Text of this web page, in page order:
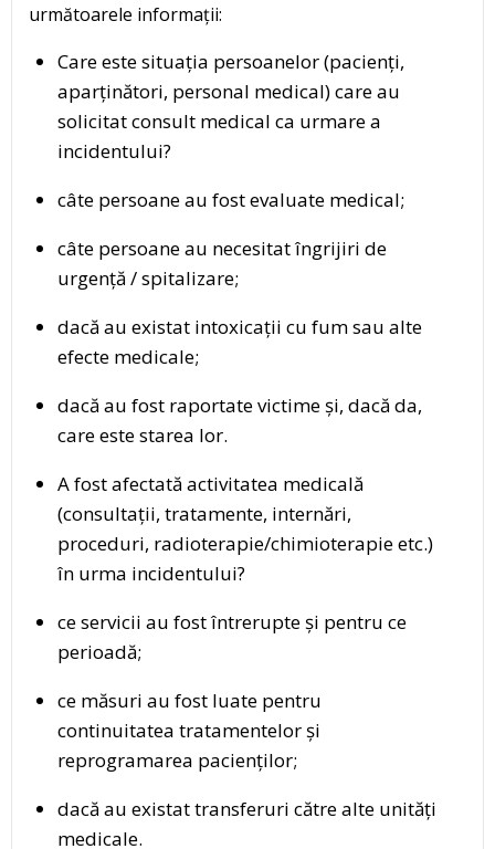
următoarele informații:
Care este situația persoanelor (pacienți,
aparținători, personal medical) care au
solicitat consult medical ca urmare a
incidentului?
câte persoane au fost evaluate medical;
câte persoane au necesitat îngrijiri de
urgență / spitalizare;
dacă au existat intoxicații cu fum sau alte
efecte medicale;
dacă au fost raportate victime și, dacă da,
care este starea lor.
A fost afectată activitatea medicală
(consultații, tratamente, internări,
proceduri, radioterapie/chimioterapie etc.)
în urma incidentului?
ce servicii au fost întrerupte și pentru ce
perioadă;
ce măsuri au fost luate pentru
continuitatea tratamentelor și
reprogramarea pacienților;
dacă au existat transferuri către alte unități
medicale.